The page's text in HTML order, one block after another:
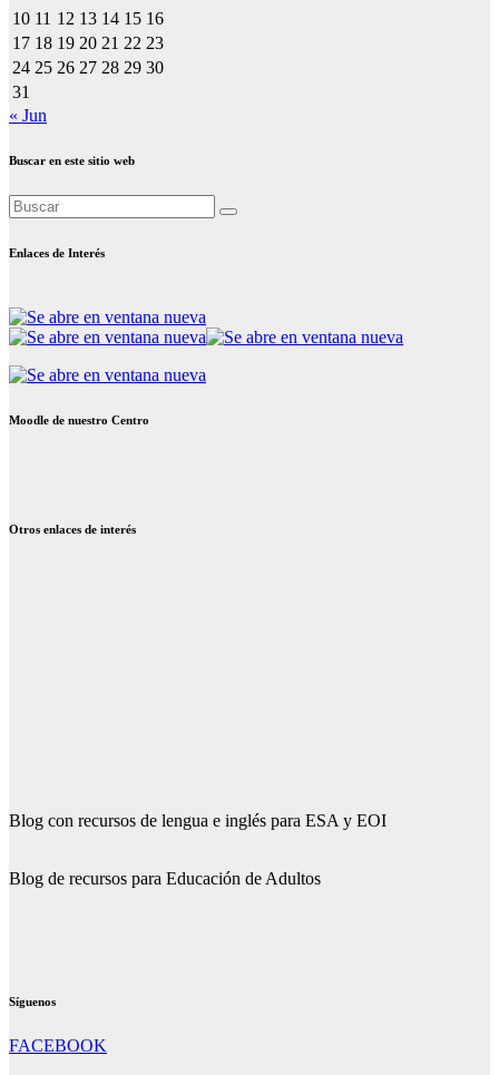
10 11 12 13 14 15 16
17 18 19 20 21 22 23
24 25 26 27 28 29 30
31
« Jun
Buscar en este sitio web
Enlaces de Interés
Moodle de nuestro Centro
Otros enlaces de interés
Blog con recursos de lengua e inglés para ESA y EOI
Blog de recursos para Educación de Adultos
Síguenos
FACEBOOK